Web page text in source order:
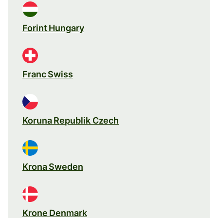
Forint Hungary
Franc Swiss
Koruna Republik Czech
Krona Sweden
Krone Denmark